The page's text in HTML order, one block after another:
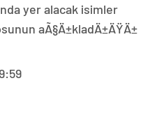
yer alacak isimler
aÃ§Ä±kladÄ±ÄŸÄ±